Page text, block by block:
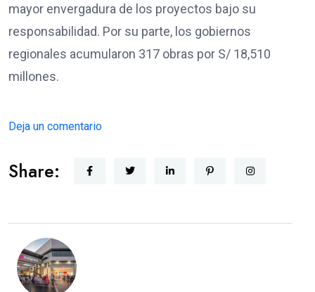
mayor envergadura de los proyectos bajo su
responsabilidad. Por su parte, los gobiernos
regionales acumularon 317 obras por S/ 18,510
millones.
Deja un comentario
Share: